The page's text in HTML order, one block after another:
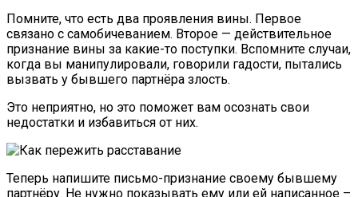
Помните, что есть два проявления вины. Первое
связано с самобичеванием. Второе — действительное
признание вины за какие-то поступки. Вспомните случаи,
когда вы манипулировали, говорили гадости, пытались
вызвать у бывшего партнёра злость.
Это неприятно, но это поможет вам осознать свои
недостатки и избавиться от них.
Теперь напишите письмо-признание своему бывшему
партнёру. Не нужно показывать ему или ей написанное –